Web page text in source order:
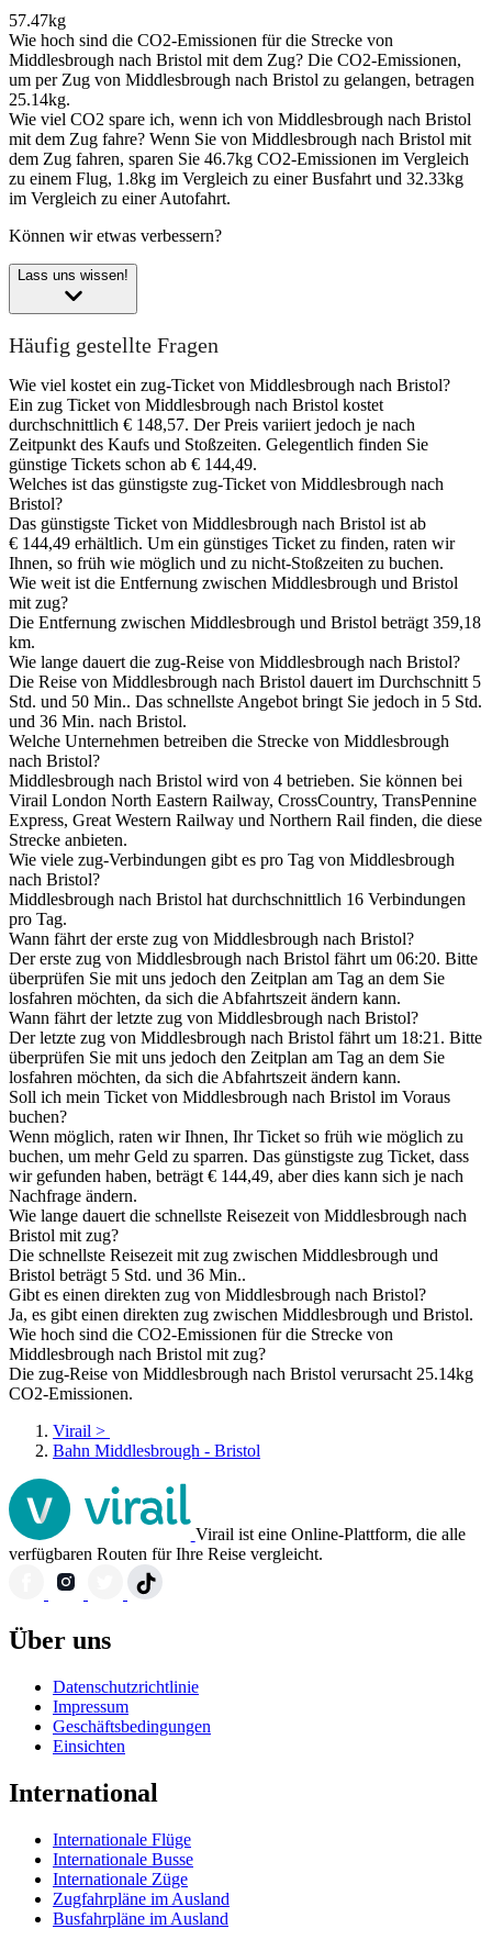
57.47kg
Wie hoch sind die CO2-Emissionen für die Strecke von
Middlesbrough nach Bristol mit dem Zug? Die CO2-Emissionen,
um per Zug von Middlesbrough nach Bristol zu gelangen, betragen
25.14kg.
Wie viel CO2 spare ich, wenn ich von Middlesbrough nach Bristol
mit dem Zug fahre? Wenn Sie von Middlesbrough nach Bristol mit
dem Zug fahren, sparen Sie 46.7kg CO2-Emissionen im Vergleich
zu einem Flug, 1.8kg im Vergleich zu einer Busfahrt und 32.33kg
im Vergleich zu einer Autofahrt.
Können wir etwas verbessern?
Lass uns wissen!
Häufig gestellte Fragen
Wie viel kostet ein zug-Ticket von Middlesbrough nach Bristol?
Ein zug Ticket von Middlesbrough nach Bristol kostet
durchschnittlich € 148,57. Der Preis variiert jedoch je nach
Zeitpunkt des Kaufs und Stoßzeiten. Gelegentlich finden Sie
günstige Tickets schon ab € 144,49.
Welches ist das günstigste zug-Ticket von Middlesbrough nach
Bristol?
Das günstigste Ticket von Middlesbrough nach Bristol ist ab
€ 144,49 erhältlich. Um ein günstiges Ticket zu finden, raten wir
Ihnen, so früh wie möglich und zu nicht-Stoßzeiten zu buchen.
Wie weit ist die Entfernung zwischen Middlesbrough und Bristol
mit zug?
Die Entfernung zwischen Middlesbrough und Bristol beträgt 359,18
km.
Wie lange dauert die zug-Reise von Middlesbrough nach Bristol?
Die Reise von Middlesbrough nach Bristol dauert im Durchschnitt 5
Std. und 50 Min.. Das schnellste Angebot bringt Sie jedoch in 5 Std.
und 36 Min. nach Bristol.
Welche Unternehmen betreiben die Strecke von Middlesbrough
nach Bristol?
Middlesbrough nach Bristol wird von 4 betrieben. Sie können bei
Virail London North Eastern Railway, CrossCountry, TransPennine
Express, Great Western Railway und Northern Rail finden, die diese
Strecke anbieten.
Wie viele zug-Verbindungen gibt es pro Tag von Middlesbrough
nach Bristol?
Middlesbrough nach Bristol hat durchschnittlich 16 Verbindungen
pro Tag.
Wann fährt der erste zug von Middlesbrough nach Bristol?
Der erste zug von Middlesbrough nach Bristol fährt um 06:20. Bitte
überprüfen Sie mit uns jedoch den Zeitplan am Tag an dem Sie
losfahren möchten, da sich die Abfahrtszeit ändern kann.
Wann fährt der letzte zug von Middlesbrough nach Bristol?
Der letzte zug von Middlesbrough nach Bristol fährt um 18:21. Bitte
überprüfen Sie mit uns jedoch den Zeitplan am Tag an dem Sie
losfahren möchten, da sich die Abfahrtszeit ändern kann.
Soll ich mein Ticket von Middlesbrough nach Bristol im Voraus
buchen?
Wenn möglich, raten wir Ihnen, Ihr Ticket so früh wie möglich zu
buchen, um mehr Geld zu sparren. Das günstigste zug Ticket, dass
wir gefunden haben, beträgt € 144,49, aber dies kann sich je nach
Nachfrage ändern.
Wie lange dauert die schnellste Reisezeit von Middlesbrough nach
Bristol mit zug?
Die schnellste Reisezeit mit zug zwischen Middlesbrough und
Bristol beträgt 5 Std. und 36 Min..
Gibt es einen direkten zug von Middlesbrough nach Bristol?
Ja, es gibt einen direkten zug zwischen Middlesbrough und Bristol.
Wie hoch sind die CO2-Emissionen für die Strecke von
Middlesbrough nach Bristol mit zug?
Die zug-Reise von Middlesbrough nach Bristol verursacht 25.14kg
CO2-Emissionen.
Virail >
Bahn Middlesbrough - Bristol
Virail ist eine Online-Plattform, die alle
verfügbaren Routen für Ihre Reise vergleicht.
Über uns
Datenschutzrichtlinie
Impressum
Geschäftsbedingungen
Einsichten
International
Internationale Flüge
Internationale Busse
Internationale Züge
Zugfahrpläne im Ausland
Busfahrpläne im Ausland